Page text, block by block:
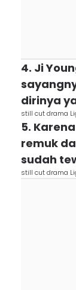
4. Ji
dirinya
still cut drama
5.
remuk
sudah
still cut drama